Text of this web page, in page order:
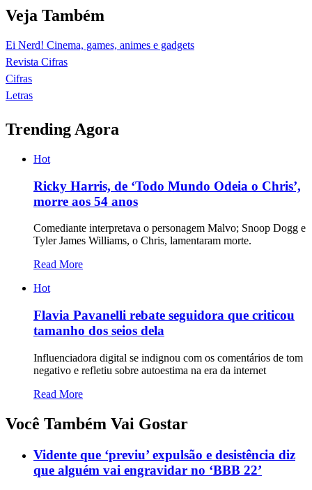
Veja Também
Ei Nerd! Cinema, games, animes e gadgets
Revista Cifras
Cifras
Letras
Trending Agora
Hot
Ricky Harris, de ‘Todo Mundo Odeia o Chris’,
morre aos 54 anos
Comediante interpretava o personagem Malvo; Snoop Dogg e
Tyler James Williams, o Chris, lamentaram morte.
Read More
Hot
Flavia Pavanelli rebate seguidora que criticou
tamanho dos seios dela
Influenciadora digital se indignou com os comentários de tom
negativo e refletiu sobre autoestima na era da internet
Read More
Você Também Vai Gostar
Vidente que ‘previu’ expulsão e desistência diz
que alguém vai engravidar no ‘BBB 22’